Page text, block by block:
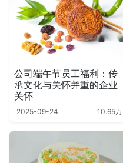
公司端午节员工福利：传
承文化与关怀并重的企业
关怀
2025-09-24 10.65万